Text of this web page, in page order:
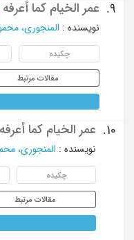
9. عمر الخیام کما أعرفه
نویسنده : المنجوری،
چکیده
مقالات مرتبط
10. عمر الخیام کما أعرفه
نویسنده : المنجوری،
چکیده
مقالات مرتبط